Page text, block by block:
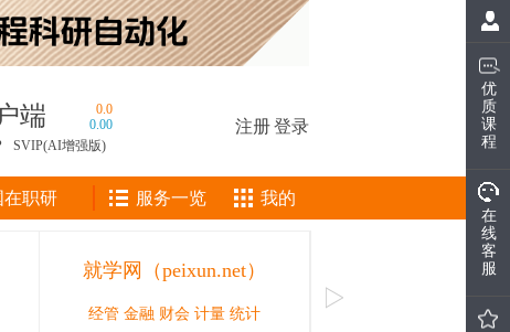
端
0.0
0.00
SVIP(AI增强版)
注册登录
在职研 服务一览 我的
就学网（peixun.net）
经管 金融 财会 计量 统计
CAIE人工智能工
人工智能领域的职业技能等
优
质
课
程
在
线
客
服